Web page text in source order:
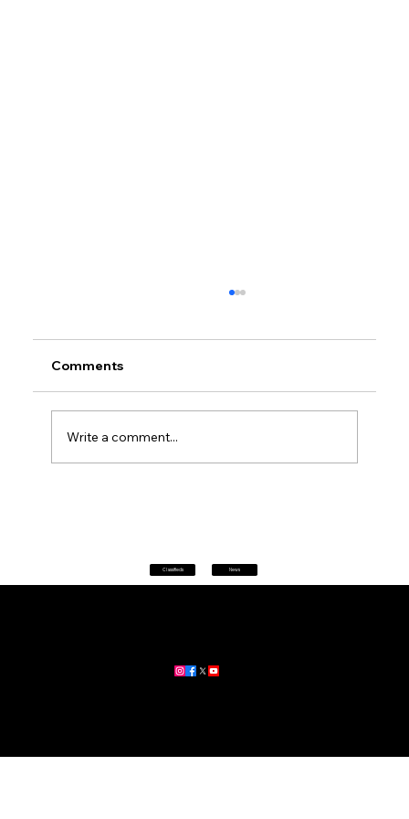
Classifieds News
Comments
Write a comment...
updates, and stories from Australia and Sri Lanka.
Stay informed with breaking news, business insights,